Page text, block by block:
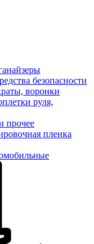
безопасности
воронки
руля,
прочее
пленка